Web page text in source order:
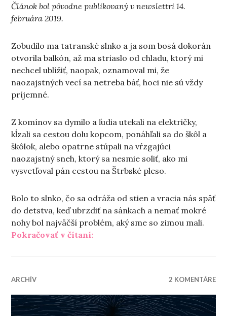
Článok bol pôvodne publikovaný v newslettri 14.
februára 2019.
Zobudilo ma tatranské slnko a ja som bosá dokorán
otvorila balkón, až ma striaslo od chladu, ktorý mi
nechcel ublížiť, naopak, oznamoval mi, že
naozajstných vecí sa netreba báť, hoci nie sú vždy
príjemné.
Z komínov sa dymilo a ľudia utekali na električky,
kĺzali sa cestou dolu kopcom, ponáhľali sa do škôl a
škôlok, alebo opatrne stúpali na vŕzgajúci
naozajstný sneh, ktorý sa nesmie soliť, ako mi
vysvetľoval pán cestou na Štrbské pleso.
Bolo to slnko, čo sa odráža od stien a vracia nás späť
do detstva, keď ubrzdiť na sánkach a nemať mokré
nohy bol najväčší problém, aký sme so zimou mali.
Pokračovať v čítaní:„O ránach a zime“
ARCHÍV 2 KOMENTÁRE